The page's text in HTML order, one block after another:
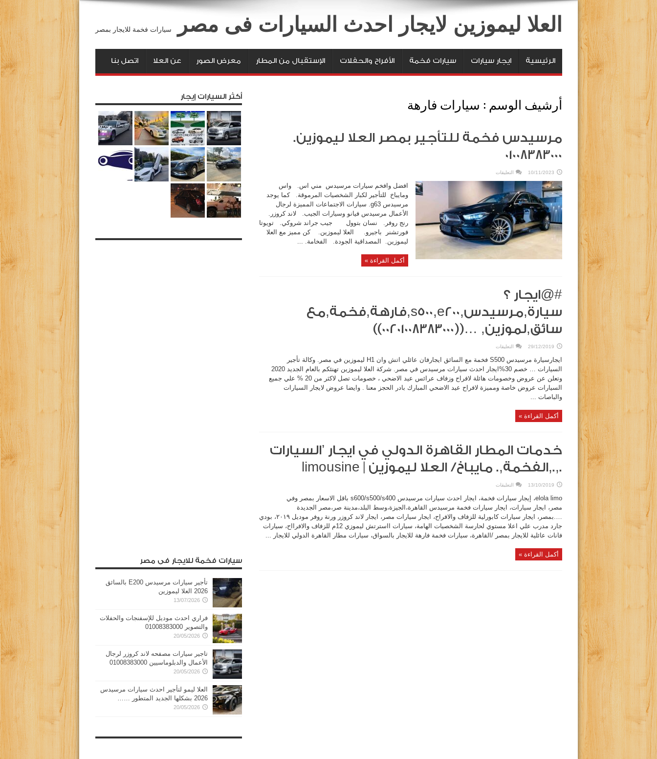
العلا ليموزين لايجار احدث السيارات فى مصر سيارات فخمة للايجار بمصر
الرئيسية ايجار سيارات سيارات فخمة الأفراح والحفلات الإستقبال من المطار معرض الصور عن العلا اتصل بنا
أرشيف الوسم : سيارات فارهة
مرسيدس فخمة للتأجير بمصر العلا ليموزين.
01008383000
10/11/2023 التعليقات
فخمة
للتأجير
بمصر
العلا
ليموزين.
01008383000
مغلقة
افضل وافخم سيارات مرسيدس مني اس. واس
ومايباخ للتأجير لكبار الشخصيات المرموقة. كما يوجد
مرسيدس g63. سيارات الاجتماعات المميزة لرجال
الأعمال مرسيدس فيانو وسيارات الجيب. لاند كروزر.
رنج روفر. نسان بتوول جيب جراند شروكي. تويوتا
فورتشنر باجيرو. العلا ليموزين. كن مميز مع العلا
ليموزين. المصداقية الجودة. الفخامة. ...
أكمل القراءة »
#@ايجار ؟
سيارة,مرسيدس,s500,e200,فارهة,فخمة,مع
سائق,لموزين, …((00201008383000))
29/12/2019 التعليقات
؟
سيارة,مرسيدس,s500,e200,فارهة,فخمة,مع
سائق,لموزين,
…
((00201008383000))
ايجارسيارة مرسيدس S500 فخمة مع السائق ايجارفان عائلي اتش وان H1 ليموزين في مصر. وكالة تأجير
السيارات … خصم 30%ايجار احدث سيارات مرسيدس في مصر. شركة العلا ليموزين تهنئكم بالعام الجديد 2020
وتعلن عن عروض وخصومات هائلة لافراح وزفاف عرائس عيد الاضحي ، خصومات تصل لاكثر من 20 % علي جميع
السيارات عروض خاصة ومميزة لافراح عيد الاضحي المبارك بادر الحجز معنا . وايضا عروض لايجار السيارات
والباصات ...
أكمل القراءة »
‏خدمات المطار القاهرة الدولي في ايجار ’السيارات
.,.,الفخمة,. مايباخ/ العلا ليموزين | limousine‏
13/10/2019 التعليقات
القاهرة
الدولي
في
ايجار
’السيارات
.,.,الفخمة,.
مايباخ/
العلا
elola limo، إيجار سيارات فخمة، ايجار احدث سيارات مرسيدس s600/s500/s400 باقل الاسعار بمصر وفي
مصر، ايجار سيارات، ايجار سيارات فخمة مرسيدس القاهرة،الجيزة،وسط البلد،مدينة صر،مصر الجديدة
….بمصر، ايجار سيارات كابورلية للزفاف والافراح، ايجار سيارات مصر، ايجار لاند كروزر ورنة روفر موديل ٢٠١٩، بودي
جارد مدرب علي اعلا مستوي لحارسة الشخصيات الهامة، سيارات ااسترتش ليموزي 12م للزفاف والافرااح، سيارات
فانات عائلية للايجار بمصر /القاهرة، سيارات فخمة فارهة للايجار بالسواق، سيارات مطار القاهرة الدولي للايجار ...
أكمل القراءة »
أكثر السيارات إيجار
سيارات فخمة للايجار فى مصر
تأجير سيارات مرسيدس E200 بالسائق
2026 العلا ليموزين
13/07/2026
فراري احدث موديل للإسفنجات والحفلات
والتصوير 01008383000
20/05/2026
تاجير سيارات مصفحه لاند كروزر لرجال
الأعمال والدبلوماسيين 01008383000
20/05/2026
العلا ليمو لتأجير احدث سيارات مرسيدس
2026 بشكلها الجديد المتطور ……
20/05/2026